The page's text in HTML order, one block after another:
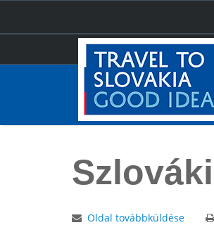
Főoldal Szlovákia történelme
Oldal továbbküldése